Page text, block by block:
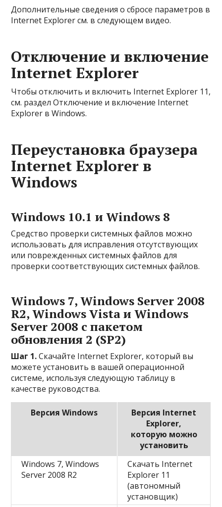
Дополнительные сведения о сбросе параметров в
Internet Explorer см. в следующем видео.
Отключение и включение
Internet Explorer
Чтобы отключить и включить Internet Explorer 11,
см. раздел Отключение и включение Internet
Explorer в Windows.
Переустановка браузера
Internet Explorer в
Windows
Windows 10.1 и Windows 8
Средство проверки системных файлов можно
использовать для исправления отсутствующих
или поврежденных системных файлов для
проверки соответствующих системных файлов.
Windows 7, Windows Server 2008
R2, Windows Vista и Windows
Server 2008 с пакетом
обновления 2 (SP2)
Шаг 1.Скачайте Internet Explorer, который вы
можете установить в вашей операционной
системе, используя следующую таблицу в
качестве руководства.
Версия Windows
Версия Internet
Explorer,
которую можно
установить
Windows 7, Windows
Server 2008 R2
Скачать Internet
Explorer 11
(автономный
установщик)